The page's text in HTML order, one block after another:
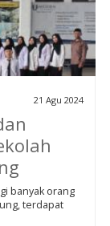
21 Agu 2024
banyak orang
terdapat